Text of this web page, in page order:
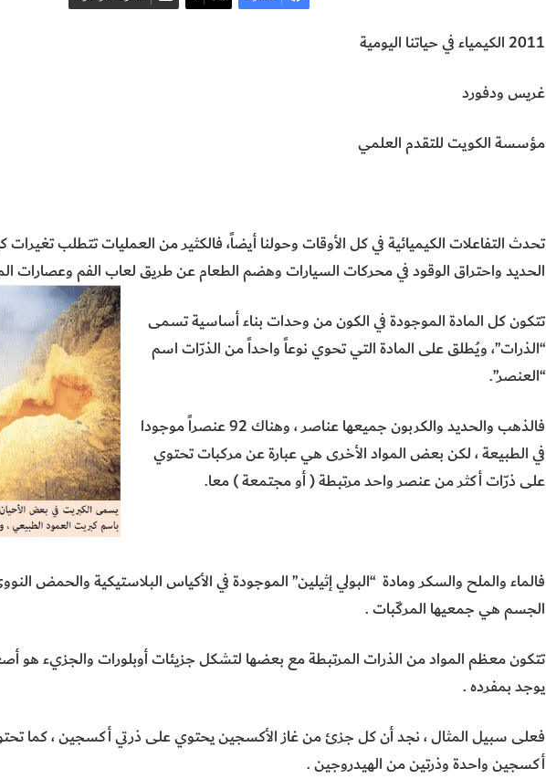
2011 الكيمياء في حياتنا اليومية
غريس ودفورد
مؤسسة الكويت للتقدم العلمي
تحدث التفاعلات الكيميائية في كل الأوقات وحولنا أيضاً، فالكثير من العمليات تتطلب تغيرات
الحديد واحتراق الوقود في محركات السيارات وهضم الطعام عن طريق لعاب الفم وعصارات
تتكون كل المادة الموجودة في الكون من وحدات بناء أساسية تسمى
“الذرات”، ويُطلق على المادة التي تحوي نوعاً واحداً من الذرّات اسم
“العنصر”.
فالذهب والحديد والكربون جميعها عناصر ، وهناك 92 عنصراً موجودا
في الطبيعة ، لكن بعض المواد الأخرى هي عبارة عن مركبات تحتوي
على ذرّات أكثر من عنصر واحد مرتبطة ( أو مجتمعة ) معا.
فالماء والملح والسكر ومادة “البولي إثيلين” الموجودة في الأكياس البلاستيكية والحمض
الجسم هي جمعيها المركّبات .
تتكون معظم المواد من الذرات المرتبطة مع بعضها لتشكل جزيئات أوبلورات والجزيء هو
يوجد بمفرده .
فعلى سبيل المثال ، نجد أن كل جزئ من غاز الأكسجين يحتوي على ذرتي أكسجين ، كما
أكسجين واحدة وذرتين من الهيدروجين .